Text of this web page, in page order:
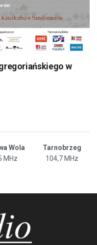
w
Wola
Tarnobrzeg
MHz 104,7 MHz